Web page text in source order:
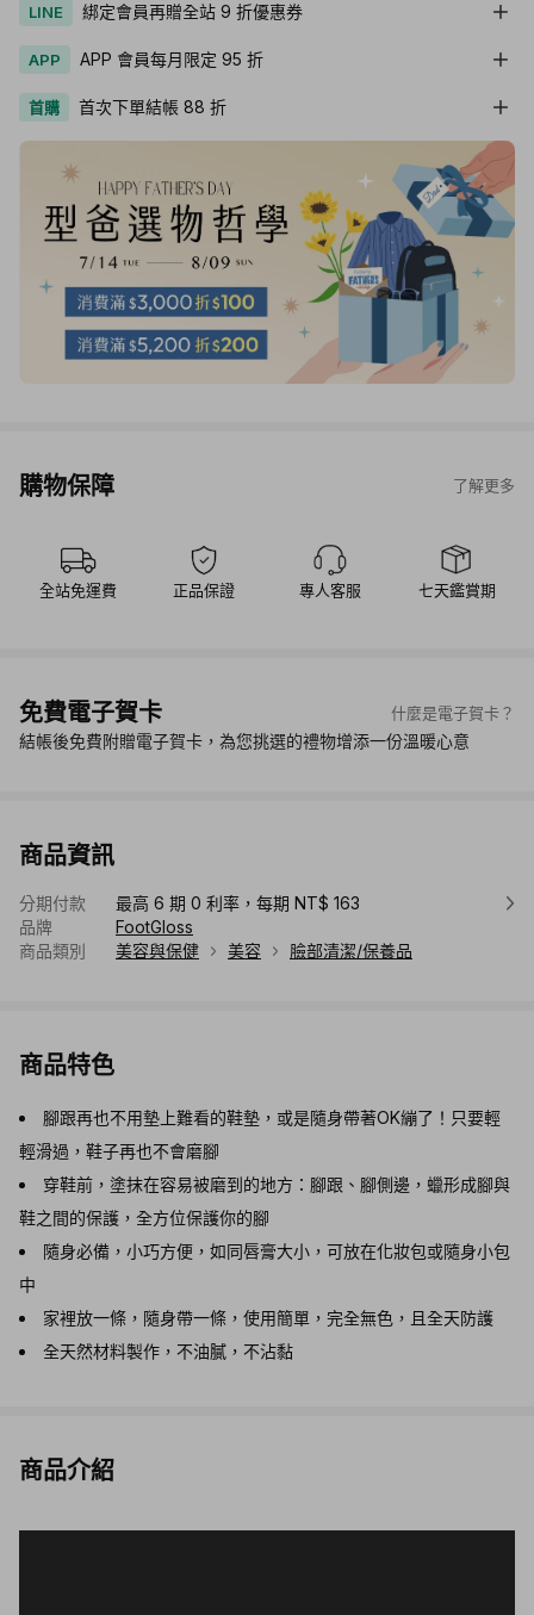
LINE 綁定會員再贈全站 9 折優惠券
APP APP 會員每月限定 95 折
首購 首次下單結帳 88 折
購物保障 了解更多
全站免運費 正品保證 專人客服 七天鑑賞期
免費電子賀卡 什麼是電子賀卡？
結帳後免費附贈電子賀卡，為您挑選的禮物增添一份溫暖心意
商品資訊
分期付款
最高 6 期 0 利率，每期 NT$ 163
品牌
FootGloss
商品類別
美容與保健 美容 臉部清潔/保養品
商品特色
腳跟再也不用墊上難看的鞋墊，或是隨身帶著OK繃了！只要輕
輕滑過，鞋子再也不會磨腳
穿鞋前，塗抹在容易被磨到的地方：腳跟、腳側邊，蠟形成腳與
鞋之間的保護，全方位保護你的腳
隨身必備，小巧方便，如同唇膏大小，可放在化妝包或隨身小包
中
家裡放一條，隨身帶一條，使用簡單，完全無色，且全天防護
全天然材料製作，不油膩，不沾黏
商品介紹